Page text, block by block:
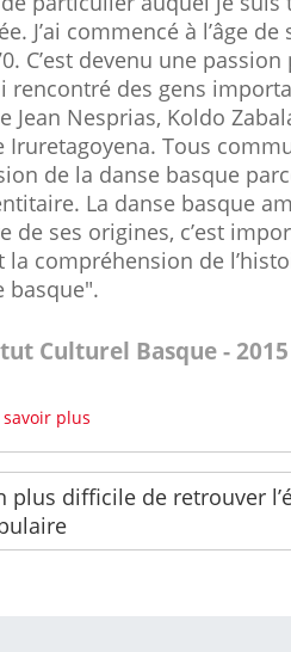
J’ai commencé à l’âge de
C’est devenu une passion
rencontré des gens
Jean Nesprias, Koldo
Iruretagoyena. Tous
de la danse basque
La danse basque
de ses origines, c’est
la compréhension de
basque".
Culturel Basque - 2015
savoir plus
plus difficile de retrouver